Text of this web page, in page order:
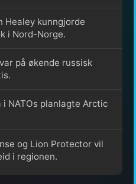
Healey kunngjorde
i Nord-Norge.
på økende russisk
NATOs planlagte Arctic
og Lion Protector vil
i regionen.